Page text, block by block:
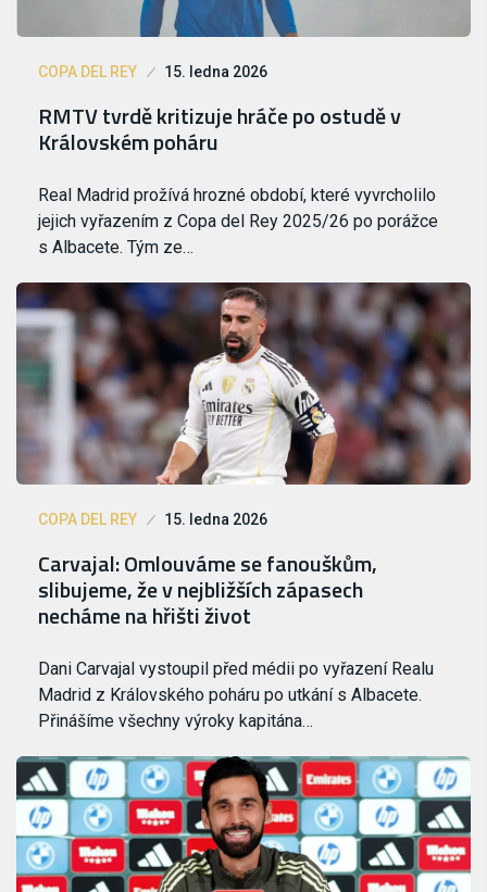
COPA DEL REY 15. ledna 2026
RMTV tvrdě kritizuje hráče po ostudě v
Královském poháru
Real Madrid prožívá hrozné období, které vyvrcholilo
jejich vyřazením z Copa del Rey 2025/26 po porážce
s Albacete. Tým ze…
COPA DEL REY 15. ledna 2026
Carvajal: Omlouváme se fanouškům,
slibujeme, že v nejbližších zápasech
necháme na hřišti život
Dani Carvajal vystoupil před médii po vyřazení Realu
Madrid z Královského poháru po utkání s Albacete.
Přinášíme všechny výroky kapitána…